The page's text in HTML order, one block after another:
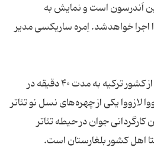
اَندرسون است و نمایش به
اجرا خواهدشد. اِمره ساریکسی مدیر
نمایش «جوجه اردک زشت» از کشور ترکیه به مدت ۴۰ دقیقه در
لازووا یکی از چهره‌های نسل نو تئاتر
کارگردانی جوان در حیطه تئاتر
اهل کشور بلغارستان است.